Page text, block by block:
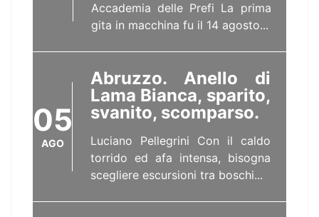
Accademia delle Prefi La prima
gita in macchina fu il 14 agosto...
05
AGO
Abruzzo. Anello di
Lama Bianca, sparito,
svanito, scomparso.
Luciano Pellegrini Con il caldo
torrido ed afa intensa, bisogna
scegliere escursioni tra boschi...